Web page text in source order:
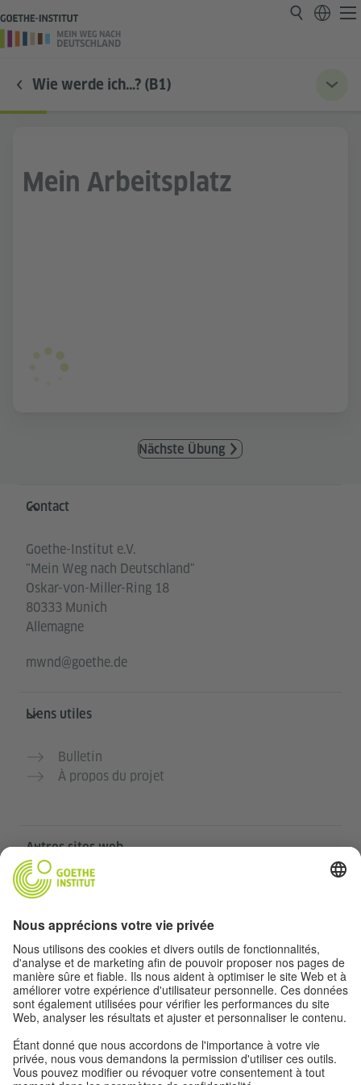
Wie werde ich…? (B1)
Mein Arbeitsplatz
Nächste Übung
Service- und Informationsbereich
Contact
Goethe-Institut e.V.
"Mein Weg nach Deutschland"
Oskar-von-Miller-Ring 18
80333 Munich
Allemagne
mwnd@goethe.de
Liens utiles
Bulletin
À propos du projet
Autres sites web
Communauté „Deutsch für dich“
Cours d’allemand de l’Institut Goethe
Portail pour enseignants „Deutschstunde“
Confidentialité et accessibilité
Paramètres de confidentialité
Accessibilité